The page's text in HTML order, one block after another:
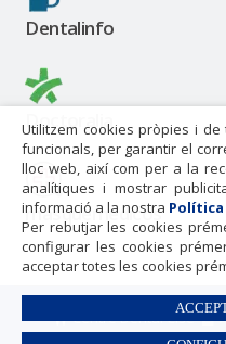
Dentalinfo
Doctoralia
masquemedicos
Centre Dental Cise
Utilitzem cookies pròpies i
funcionals, per garantir el
lloc web, així com per a la
analítiques i mostrar
informació a la nostra Política
Per rebutjar les cookies
configurar les cookies
acceptar totes les cookies